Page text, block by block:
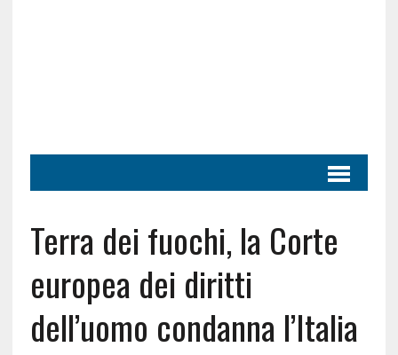
Terra dei fuochi, la Corte
europea dei diritti
dell’uomo condanna l’Italia